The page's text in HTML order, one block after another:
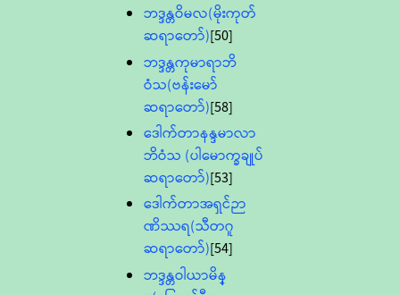
ဘဒ္ဒန္တဝိမလ(မိုးကုတ်
ဆရာတော်)[50]
ဘဒ္ဒန္တကုမာရာဘိ
ဝံသ(ဗန်းမော်
ဆရာတော်)[58]
ဒေါက်တာနန္ဒမာလာ
ဘိဝံသ (ပါမောက္ခချုပ်
ဆရာတော်)[53]
ဒေါက်တာအရှင်ဉာ
ဏိဿရ(သီတဂူ
ဆရာတော်)[54]
ဘဒ္ဒန္တဝါယာမိန္